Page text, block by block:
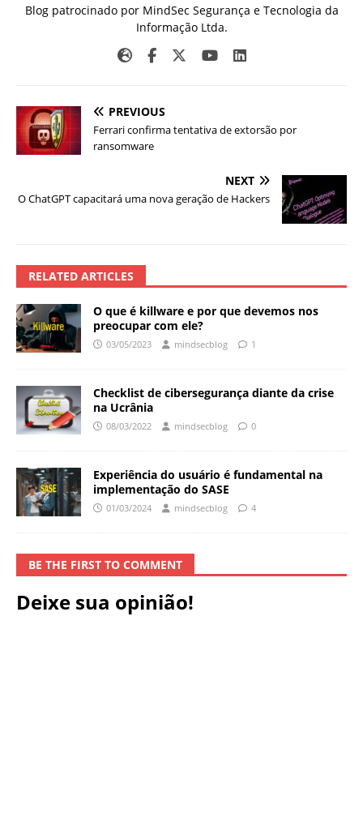
Blog patrocinado por MindSec Segurança e Tecnologia da
Informação Ltda.
PREVIOUS
Ferrari confirma tentativa de extorsão por
ransomware
NEXT
O ChatGPT capacitará uma nova geração de Hackers
RELATED ARTICLES
O que é killware e por que devemos nos
preocupar com ele?
03/05/2023 mindsecblog 1
Checklist de cibersegurança diante da crise
na Ucrânia
08/03/2022 mindsecblog 0
Experiência do usuário é fundamental na
implementação do SASE
01/03/2024 mindsecblog 4
BE THE FIRST TO COMMENT
Deixe sua opinião!